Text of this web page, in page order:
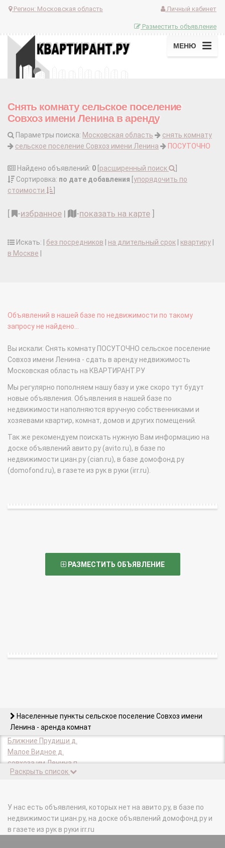
Регион: Московская область Личный кабинет
Разместить объявление
МЕНЮ
Снять комнату сельское поселение
Совхоз имени Ленина в аренду
Параметры поиска: Московская область
снять комнату
сельское поселение Совхоз имени Ленина
ПОСУТОЧНО
Найдено объявлений: 0 расширенный поиск
Сортировка: по дате добавления упорядочить по
стоимости
-избранное | -показать на карте
Искать: | без посредников на длительный срок квартиру
в Москве
Объявлений в нашей базе по недвижимости по такому
запросу не найдено...
Вы искали: Снять комнату ПОСУТОЧНО сельское поселение
Совхоз имени Ленина - сдать в аренду недвижимость
Московская область на КВАРТИРАНТ.РУ
Мы регулярно пополняем нашу базу и уже скоро тут будут
новые объявления. Объявления в нашей базе по
недвижимости наполняются вручную собственниками и
хозяевами квартир, комнат, домов и других помещений.
Так же рекомендуем поискать нужную Вам информацию на
доске объявлений авито.ру (avito.ru), в базе по
недвижимости циан.ру (cian.ru), в базе домофонд.ру
(domofond.ru), в газете из рук в руки (irr.ru).
РАЗМЕСТИТЬ ОБЪЯВЛЕНИЕ
Населенные пункты сельское поселение Совхоз имени
Ленина - аренда комнат
Ближние Прудищи д.
Малое Видное д.
совхоза им Ленина п.
Раскрыть список
У нас есть объявления, которых нет на авито.ру, в базе по
недвижимости циан.ру, на доске объявлений домофонд.ру и
в газете из рук в руки irr.ru